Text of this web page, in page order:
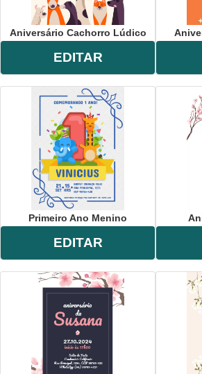
Aniversário Cachorro Lúdico
EDITAR
Primeiro Ano Menino
EDITAR